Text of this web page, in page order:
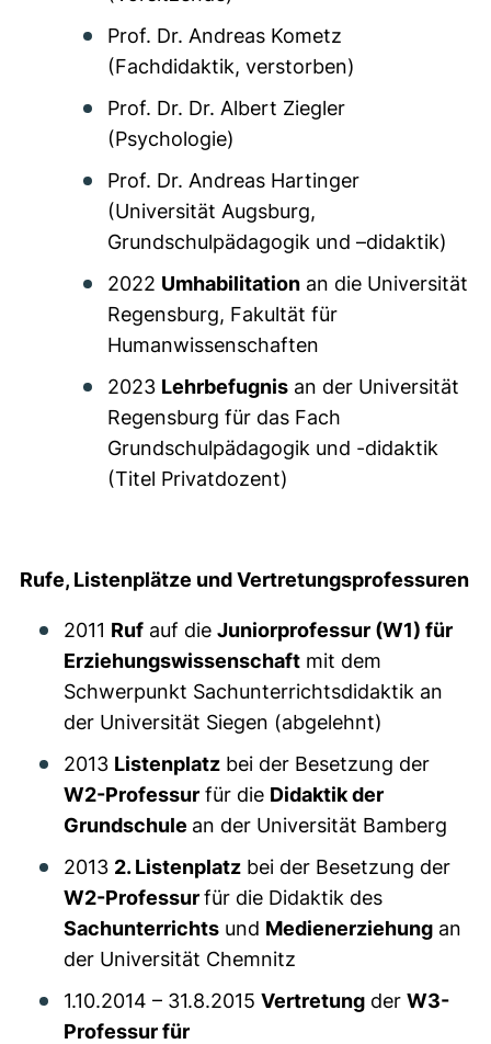
Prof. Dr. Andreas Kometz
(Fachdidaktik, verstorben)
Prof. Dr. Dr. Albert Ziegler
(Psychologie)
Prof. Dr. Andreas Hartinger
(Universität Augsburg,
Grundschulpädagogik und –didaktik)
2022 Umhabilitation an die Universität
Regensburg, Fakultät für
Humanwissenschaften
2023 Lehrbefugnis an der Universität
Regensburg für das Fach
Grundschulpädagogik und -didaktik
(Titel Privatdozent)
Rufe, Listenplätze und Vertretungsprofessuren
2011 Ruf auf die Juniorprofessur (W1) für
Erziehungswissenschaft mit dem
Schwerpunkt Sachunterrichtsdidaktik an
der Universität Siegen (abgelehnt)
2013 Listenplatz bei der Besetzung der
W2-Professur für die Didaktik der
Grundschule an der Universität Bamberg
2013 2. Listenplatz bei der Besetzung der
W2-Professurfür die Didaktik des
Sachunterrichts und Medienerziehung an
der Universität Chemnitz
1.10.2014 – 31.8.2015 Vertretung der W3-
Professur für